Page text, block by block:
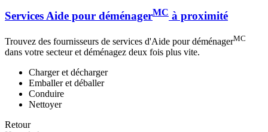
Services Aide pour déménagerMC à proximité
Trouvez des fournisseurs de services d'Aide pour déménagerMC
dans votre secteur et déménagez deux fois plus vite.
Charger et décharger
Emballer et déballer
Conduire
Nettoyer
Retour